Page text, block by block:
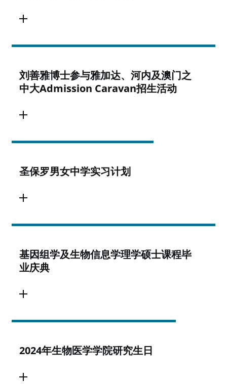
刘善雅博士参与雅加达、河内及澳门之
中大Admission Caravan招生活动
圣保罗男女中学实习计划
基因组学及生物信息学理学硕士课程毕
业庆典
2024年生物医学学院研究生日